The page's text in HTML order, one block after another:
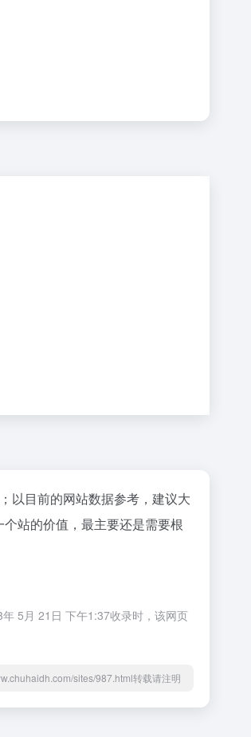
以目前的网站数据参考，建议大
站的价值，最主要还是需要根
5月 21日 下午1:37收录时，该网页
sites/987.html转载请注明